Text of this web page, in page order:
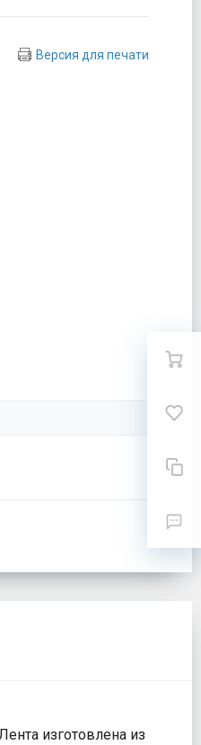
Версия для печати
изготовлена из